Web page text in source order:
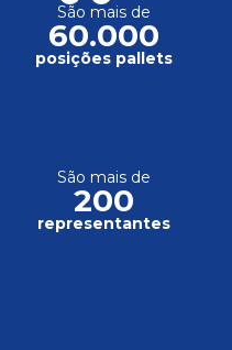
São mais de
60.000
posições pallets
São mais de
200
representantes